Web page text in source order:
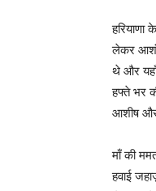
लेकर
थे और
हफ्ते भर
आशीष
माँ की
हवाई